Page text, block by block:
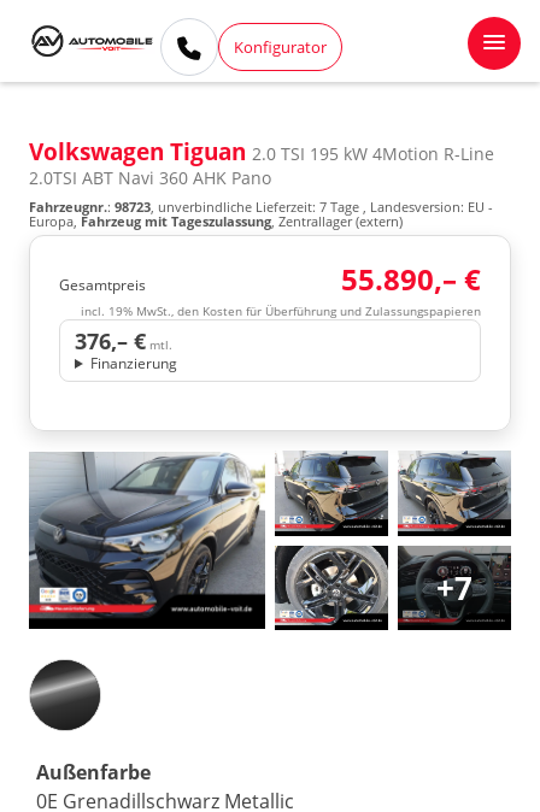
Konfigurator
Volkswagen Tiguan 2.0 TSI 195 kW 4Motion R-Line
2.0TSI ABT Navi 360 AHK Pano
Fahrzeugnr.: 98723, unverbindliche Lieferzeit: 7 Tage , Landesversion: EU -
Europa, Fahrzeug mit Tageszulassung, Zentrallager (extern)
Gesamtpreis 55.890,– €
incl. 19% MwSt., den Kosten für Überführung und Zulassungspapieren
376,– € mtl.
Finanzierung
+7
Außenfarbe
0E Grenadillschwarz Metallic